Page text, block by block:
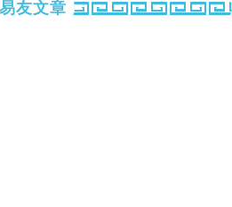
生命运为何却完全不同？
)
方法 (三)
有困惑
）
（上）
年
马)年
易友文章